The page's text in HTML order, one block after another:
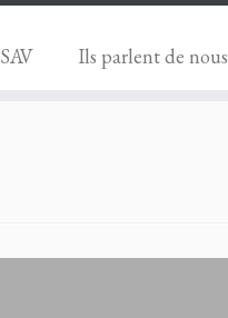
SAV Ils parlent de nous